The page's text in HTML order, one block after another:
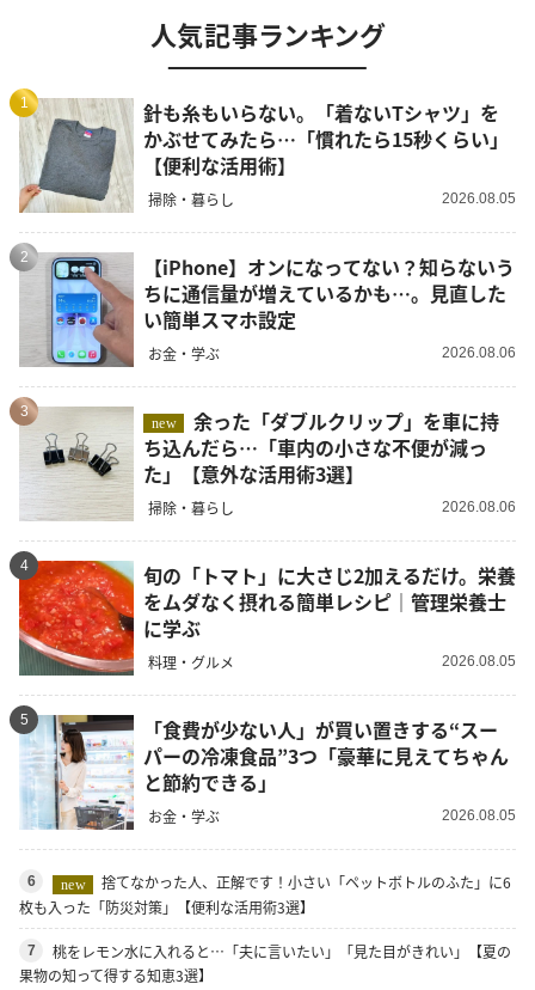
人気記事ランキング
1
針も糸もいらない。「着ないTシャツ」を
かぶせてみたら…「慣れたら15秒くらい」
【便利な活用術】
掃除・暮らし 2026.08.05
2
【iPhone】オンになってない？知らないう
ちに通信量が増えているかも…。見直した
い簡単スマホ設定
お金・学ぶ 2026.08.06
3
new
余った「ダブルクリップ」を車に持
ち込んだら…「車内の小さな不便が減っ
た」【意外な活用術3選】
掃除・暮らし 2026.08.06
4
旬の「トマト」に大さじ2加えるだけ。栄養
をムダなく摂れる簡単レシピ｜管理栄養士
に学ぶ
料理・グルメ 2026.08.05
5
「食費が少ない人」が買い置きする“スー
パーの冷凍食品”3つ「豪華に見えてちゃん
と節約できる」
お金・学ぶ 2026.08.05
6 new
捨てなかった人、正解です！小さい「ペットボトルのふた」に6
枚も入った「防災対策」【便利な活用術3選】
7
桃をレモン水に入れると…「夫に言いたい」「見た目がきれい」【夏の
果物の知って得する知恵3選】